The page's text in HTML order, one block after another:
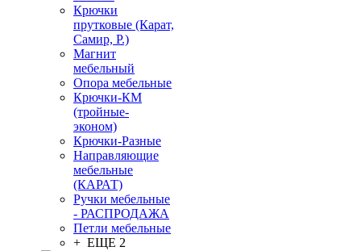
Крючки
прутковые (Карат,
Самир, Р.)
Магнит
мебельный
Опора мебельные
Крючки-КМ
(тройные-
эконом)
Крючки-Разные
Направляющие
мебельные
(КАРАТ)
Ручки мебельные
- РАСПРОДАЖА
Петли мебельные
+ ЕЩЕ 2